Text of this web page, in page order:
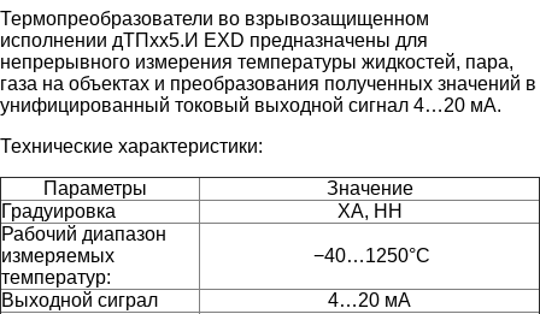
Термопреобразователи во взрывозащищенном
исполнении дТПxx5.И EXD предназначены для
непрерывного измерения температуры жидкостей, пара,
газа на объектах и преобразования полученных значений в
унифицированный токовый выходной сигнал 4…20 мА.
Технические характеристики:
Параметры
Значение
Градуировка
ХА, НН
Рабочий диапазон
измеряемых
температур:
−40…1250°C
Выходной сиграл
4…20 мА